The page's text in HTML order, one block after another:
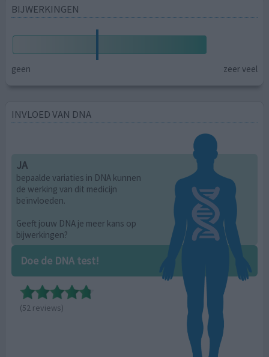
BIJWERKINGEN
geen zeer veel
INVLOED VAN DNA
JA
bepaalde variaties in DNA kunnen
de werking van dit medicijn
beïnvloeden.
Geeft jouw DNA je meer kans op
bijwerkingen?
Doe de DNA test!
(52 reviews)